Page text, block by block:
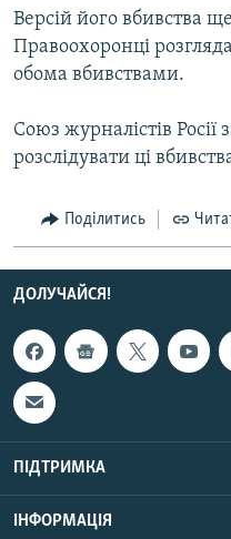
Усі сайти RFE/RL
Версій його вбивства
Правоохоронці
обома вбивствами.
Союз журналістів
розслідувати ці
Поділитись
ДОЛУЧАЙСЯ!
ПІДТРИМКА
ІНФОРМАЦІЯ